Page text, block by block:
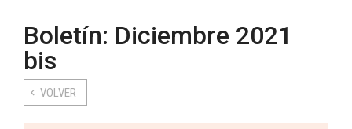
Boletín: Diciembre 2021
bis
VOLVER